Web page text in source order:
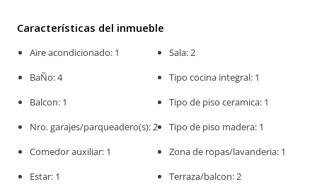
Características del inmueble
Aire acondicionado: 1
BaÑo: 4
Balcon: 1
Nro. garajes/parqueadero(s): 2
Comedor auxiliar: 1
Estar: 1
Sala: 2
Tipo cocina integral: 1
Tipo de piso ceramica: 1
Tipo de piso madera: 1
Zona de ropas/lavanderia: 1
Terraza/balcon: 2